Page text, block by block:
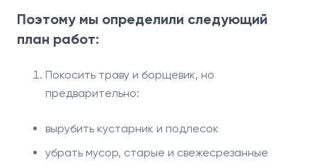
Поэтому мы определили следующий
план работ:
Покосить траву и борщевик, но
предварительно:
вырубить кустарник и подлесок
убрать мусор, старые и свежесрезанные